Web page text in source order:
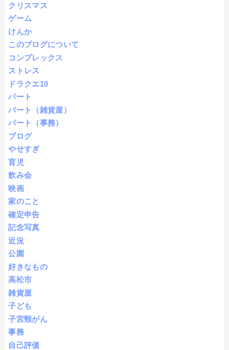
クリスマス
ゲーム
けんか
このブログについて
コンプレックス
ストレス
ドラクエ10
パート
パート（雑貨屋）
パート（事務）
ブログ
やせすぎ
育児
飲み会
映画
家のこと
確定申告
記念写真
近況
公園
好きなもの
高松市
雑貨屋
子ども
子宮頸がん
事務
自己評価